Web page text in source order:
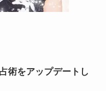
術をアップデートし